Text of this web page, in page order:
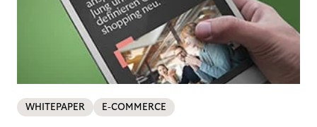
WHITEPAPER E-COMMERCE